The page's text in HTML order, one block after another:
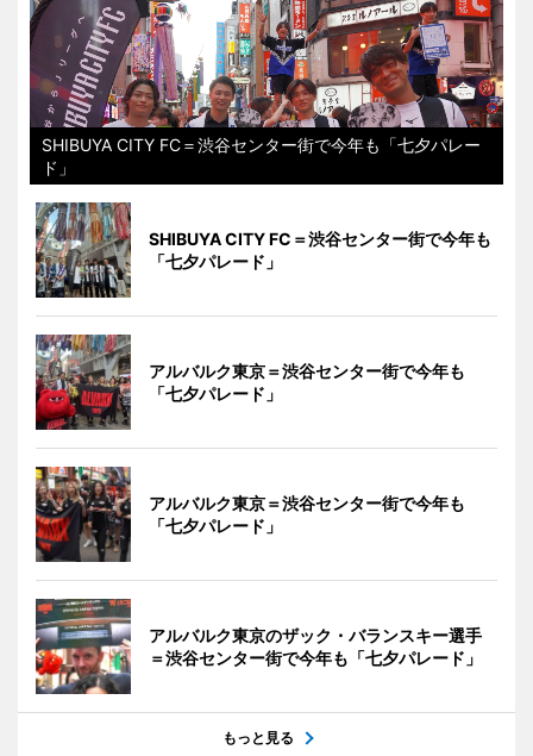
SHIBUYA CITY FC＝渋谷センター街で今年も「七夕パレー
ド」
SHIBUYA CITY FC＝渋谷センター街で今年も
「七夕パレード」
アルバルク東京＝渋谷センター街で今年も
「七夕パレード」
アルバルク東京＝渋谷センター街で今年も
「七夕パレード」
アルバルク東京のザック・バランスキー選手
＝渋谷センター街で今年も「七夕パレード」
もっと見る